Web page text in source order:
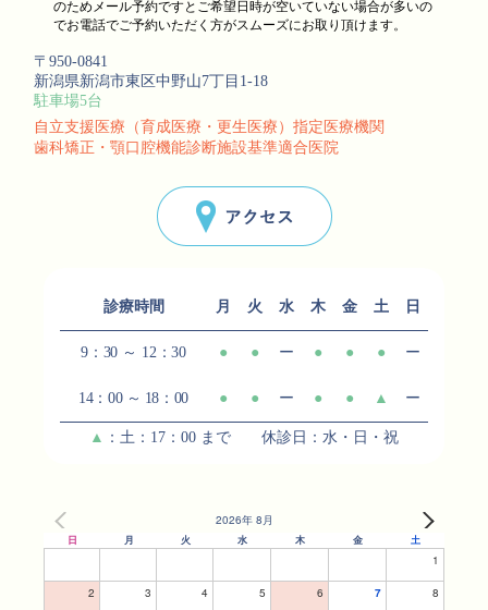
のためメール予約ですとご希望日時が空いていない場合が多いの
でお電話でご予約いただく方がスムーズにお取り頂けます。
〒950-0841
新潟県新潟市東区中野山7丁目1-18
駐車場5台
自立支援医療（育成医療・更生医療）指定医療機関
歯科矯正・顎口腔機能診断施設基準適合医院
診療時間 月 火 水 木 金 土 日
9：30 ～ 12：30 ● ● ー ● ● ● ー
14：00 ～ 18：00 ● ● ー ● ● ▲ ー
▲ ：土：17：00 まで 休診日：水・日・祝
2026年 8月
日 月 火 水 木 金 土
1
2 3 4 5 6 7 8